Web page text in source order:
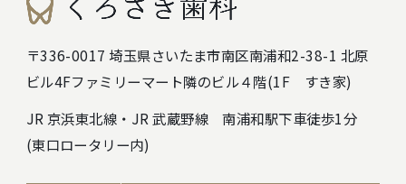
〒336-0017 埼玉県さいたま市南区南浦和2-38-1 北原
ビル4Fファミリーマート隣のビル４階(1F すき家)
JR 京浜東北線・JR 武蔵野線 南浦和駅下車徒歩1分
(東口ロータリー内)